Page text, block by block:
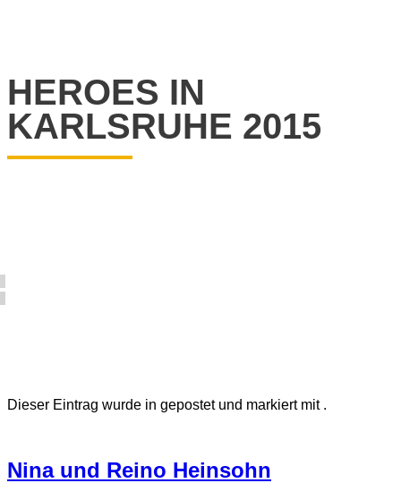
HEROES IN
KARLSRUHE 2015
Dieser Eintrag wurde in gepostet und markiert mit .
Nina und Reino Heinsohn